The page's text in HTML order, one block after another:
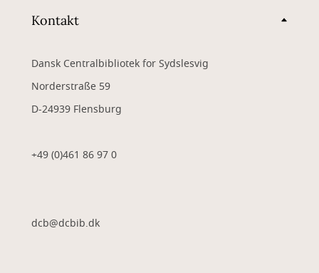
Kontakt
Dansk Centralbibliotek for Sydslesvig
Norderstraße 59
D-24939 Flensburg
+49 (0)461 86 97 0
dcb@dcbib.dk